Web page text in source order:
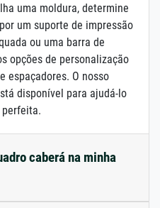
uma moldura, determine
um suporte de impressão
ou uma barra de
opções de personalização
espaçadores. O nosso
disponível para ajudá-lo
caberá na minha